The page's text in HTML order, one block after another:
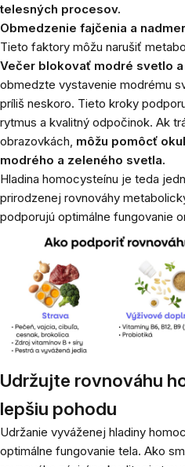
telesných procesov.
Obmedzenie fajčenia a
Tieto faktory môžu narušiť
Večer blokovať modré svetlo
obmedzte vystavenie modrému
príliš neskoro. Tieto kroky
rytmus a kvalitný odpočinok. Ak
obrazovkách, môžu pomôcť
modrého a zeleného svetla.
Hladina homocysteínu je teda
prirodzenej rovnováhy
podporujú optimálne fungovanie
Udržujte rovnováhu
lepšiu pohodu
Udržanie vyváženej hladiny
optimálne fungovanie tela. Ako